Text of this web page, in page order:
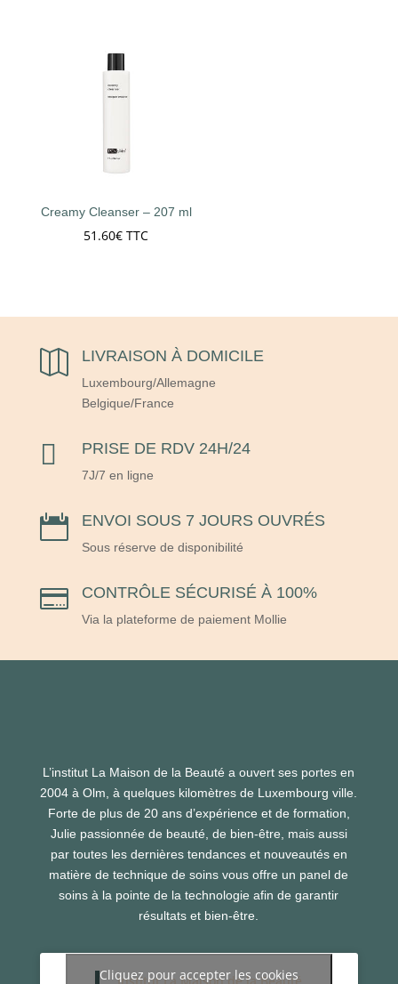
Creamy Cleanser – 207 ml
51.60€ TTC
 LIVRAISON À DOMICILE
Luxembourg/Allemagne
Belgique/France
 PRISE DE RDV 24H/24
7J/7 en ligne
 ENVOI SOUS 7 JOURS OUVRÉS
Sous réserve de disponibilité
 CONTRÔLE SÉCURISÉ À 100%
Via la plateforme de paiement Mollie
L’institut La Maison de la Beauté a ouvert ses portes en
2004 à Olm, à quelques kilomètres de Luxembourg ville.
Forte de plus de 20 ans d’expérience et de formation,
Julie passionnée de beauté, de bien-être, mais aussi
par toutes les dernières tendances et nouveautés en
matière de technique de soins vous offre un panel de
soins à la pointe de la technologie afin de garantir
résultats et bien-être.
Cliquez pour accepter les cookies